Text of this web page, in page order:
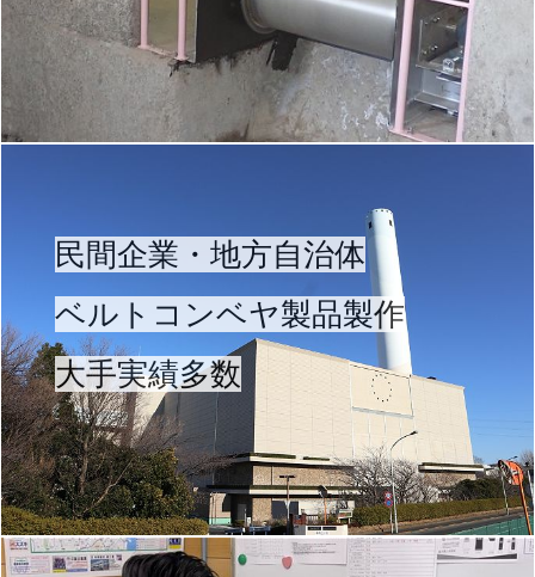
民間企業・地方自治体
ベルトコンベヤ製品製作
大手実績多数